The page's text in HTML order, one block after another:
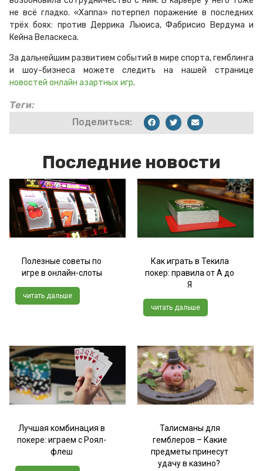
не всё гладко. «Хаппа» потерпел поражение в последних
трёх боях: против Деррика Льюиса, Фабрисио Вердума и
Кейна Веласкеса.
За дальнейшим развитием событий в мире спорта, гемблинга
и шоу-бизнеса можете следить на нашей странице
новостей онлайн азартных игр.
Теги:
Поделиться:
Последние новости
Полезные советы по
игре в онлайн-слоты
читать дальше
Как играть в Текила
покер: правила от А до
Я
читать дальше
Лучшая комбинация в
покере: играем с Роял-
флеш
Талисманы для
гемблеров – Какие
предметы принесут
удачу в казино?